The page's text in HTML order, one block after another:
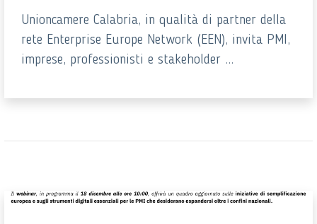
Unioncamere Calabria, in qualità di partner della
rete Enterprise Europe Network (EEN), invita PMI,
imprese, professionisti e stakeholder ...